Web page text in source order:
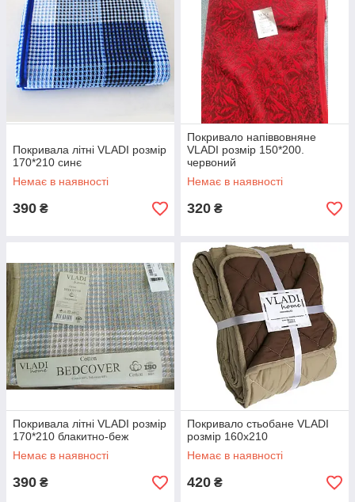
Покривала літні VLADI розмір
170*210 синє
Немає в наявності
390 ₴
Покривало напіввовняне
VLADI розмір 150*200.
червоний
Немає в наявності
320 ₴
Покривала літні VLADI розмір
170*210 блакитно-беж
Немає в наявності
390 ₴
Покривало стьобане VLADI
розмір 160х210
Немає в наявності
420 ₴